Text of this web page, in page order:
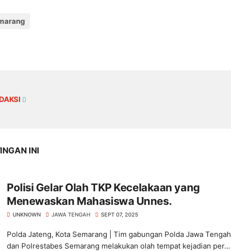
INI
Polisi Gelar Olah TKP Kecelakaan yang
Menewaskan Mahasiswa Unnes.
UNKNOWN JAWA TENGAH SEPT 07, 2025
Polda Jateng, Kota Semarang | Tim gabungan Polda Jawa Tengah
dan Polrestabes Semarang melakukan olah tempat kejadian per...